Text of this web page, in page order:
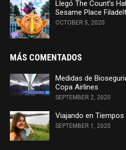
Llegó The Count’s
Sesame Place
OCTOBER 5, 2020
MÁS COMENTADOS
Medidas de
Copa Airlines
SEPTEMBER 2, 2020
Viajando en Tiempos
SEPTEMBER 1, 2020